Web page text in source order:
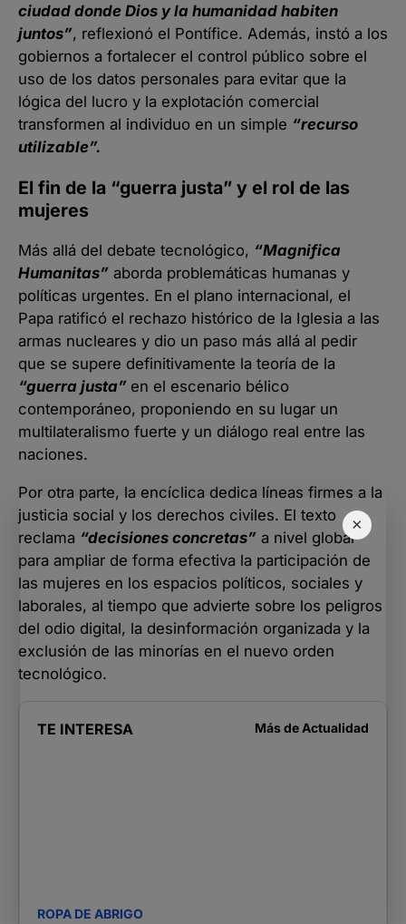
×
ciudad donde Dios y la humanidad habiten
juntos”, reflexionó el Pontífice. Además, instó a los
gobiernos a fortalecer el control público sobre el
uso de los datos personales para evitar que la
lógica del lucro y la explotación comercial
transformen al individuo en un simple “recurso
utilizable”.
El fin de la “guerra justa” y el rol de las
mujeres
Más allá del debate tecnológico, “Magnifica
Humanitas” aborda problemáticas humanas y
políticas urgentes. En el plano internacional, el
Papa ratificó el rechazo histórico de la Iglesia a las
armas nucleares y dio un paso más allá al pedir
que se supere definitivamente la teoría de la
“guerra justa” en el escenario bélico
contemporáneo, proponiendo en su lugar un
multilateralismo fuerte y un diálogo real entre las
naciones.
Por otra parte, la encíclica dedica líneas firmes a la
justicia social y los derechos civiles. El texto
reclama “decisiones concretas” a nivel global
para ampliar de forma efectiva la participación de
las mujeres en los espacios políticos, sociales y
laborales, al tiempo que advierte sobre los peligros
del odio digital, la desinformación organizada y la
exclusión de las minorías en el nuevo orden
tecnológico.
TE INTERESA Más de Actualidad
ROPA DE ABRIGO